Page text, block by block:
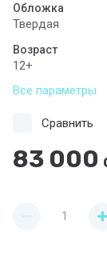
Обложка
Твердая
Возраст
12+
Все параметры
83 000
Сравнить